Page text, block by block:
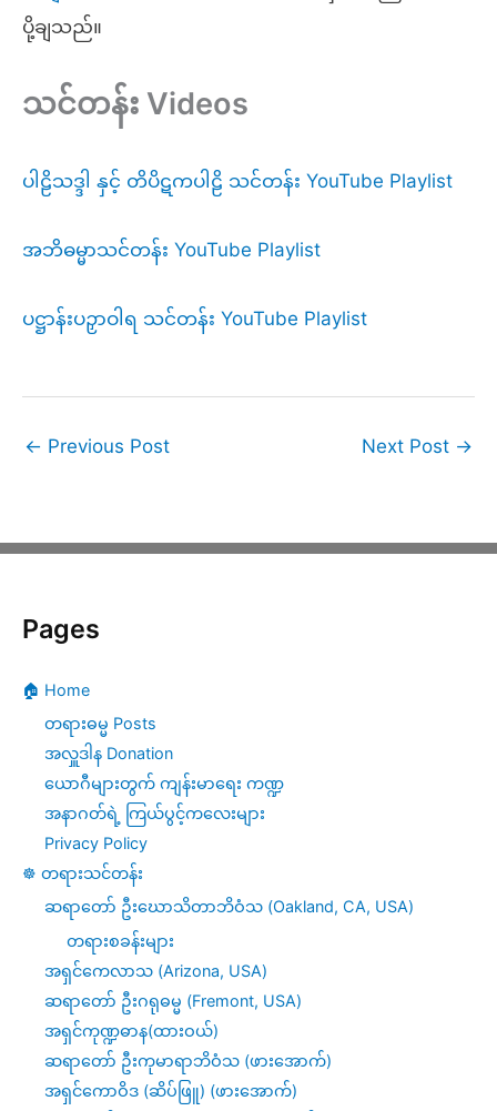
ပို့ချသည်။
သင်တန်း Videos
ပါဠိသဒ္ဒါ နှင့် တိပိဋကပါဠိ သင်တန်း YouTube Playlist
အဘိဓမ္မာသင်တန်း YouTube Playlist
ပဋ္ဌာန်းပဉှာဝါရ သင်တန်း YouTube Playlist
← Previous Post Next Post →
Pages
🏠 Home
တရားဓမ္မ Posts
အလှူဒါန Donation
ယောဂီများတွက် ကျန်းမာရေး ကဏ္ဍ
အနာဂတ်ရဲ့ ကြယ်ပွင့်ကလေးများ
Privacy Policy
☸️ တရားသင်တန်း
ဆရာတော် ဦးဃောသိတာဘိဝံသ (Oakland, CA, USA)
တရားစခန်းများ
အရှင်ကေလာသ (Arizona, USA)
ဆရာတော် ဦးဂရုဓမ္မ (Fremont, USA)
အရှင်ကုဏ္ဍဓာန(ထားဝယ်)
ဆရာတော် ဦးကုမာရာဘိဝံသ (ဖားအောက်)
အရှင်ကောဝိဒ (ဆိပ်ဖြူ) (ဖားအောက်)